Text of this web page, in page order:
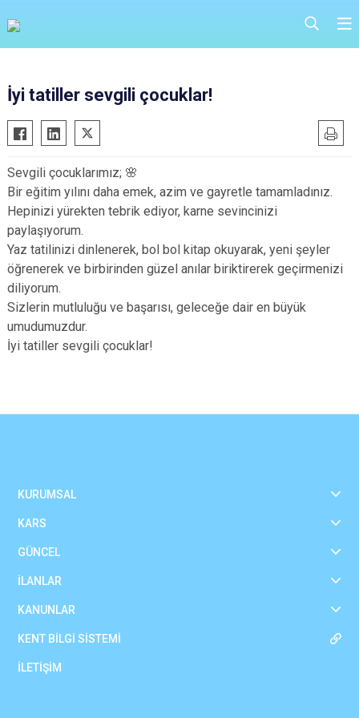
İyi tatiller sevgili çocuklar!
Sevgili çocuklarımız; 🌸
Bir eğitim yılını daha emek, azim ve gayretle tamamladınız.
Hepinizi yürekten tebrik ediyor, karne sevincinizi
paylaşıyorum.
Yaz tatilinizi dinlenerek, bol bol kitap okuyarak, yeni şeyler
öğrenerek ve birbirinden güzel anılar biriktirerek geçirmenizi
diliyorum.
Sizlerin mutluluğu ve başarısı, geleceğe dair en büyük
umudumuzdur.
İyi tatiller sevgili çocuklar!
KURUMSAL
KARS
GÜNCEL
İLANLAR
KANUNLAR
KENT BİLGİ SİSTEMİ
İLETİŞİM